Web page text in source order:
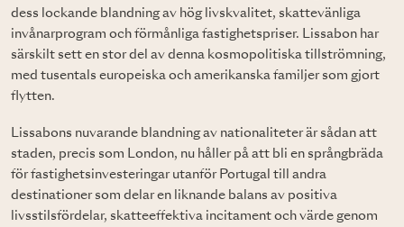
dess lockande blandning av hög livskvalitet, skattevänliga
invånarprogram och förmånliga fastighetspriser. Lissabon har
särskilt sett en stor del av denna kosmopolitiska tillströmning,
med tusentals europeiska och amerikanska familjer som gjort
flytten.
Lissabons nuvarande blandning av nationaliteter är sådan att
staden, precis som London, nu håller på att bli en språngbräda
för fastighetsinvesteringar utanför Portugal till andra
destinationer som delar en liknande balans av positiva
livsstilsfördelar, skatteeffektiva incitament och värde genom